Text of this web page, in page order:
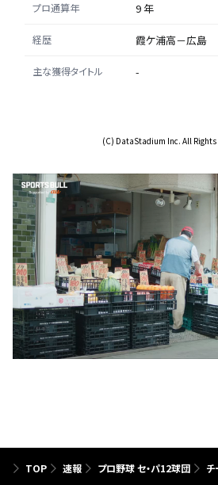
プロ通算年 9 年
経歴 霞ケ浦高－広島
主な獲得タイトル -
(C) DataStadium Inc. All Rights
TOP 速報 プロ野球 セ・パ12球団 チ